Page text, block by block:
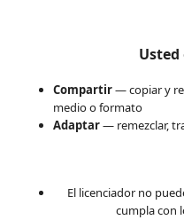
Usted
Compartir— copiar y
medio o formato
Adaptar— remezclar,
El licenciador no
cumpla con